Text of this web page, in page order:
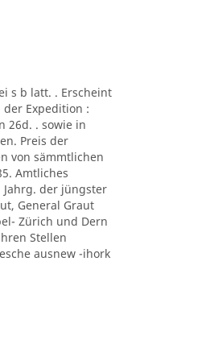
s b latt. . Erscheint
Expedition :
26d. . sowie in
Preis der
von sämmtlichen
Amtliches
Jahrg. der jüngster
General Graut
Zürich und Dern
Stellen
ausnew -ihork